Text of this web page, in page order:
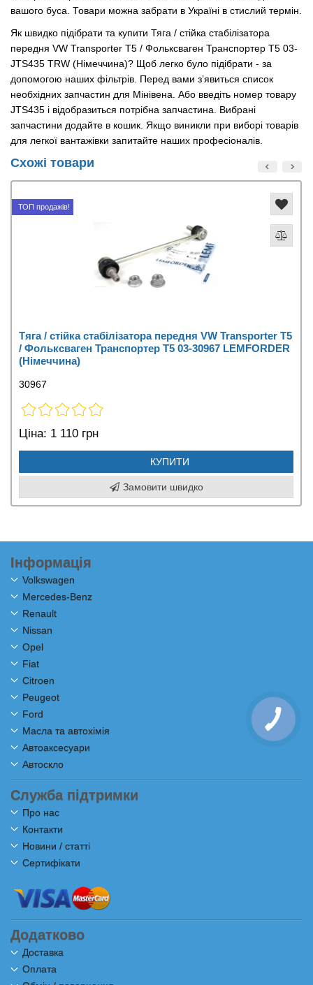
вашого буса. Товари можна забрати в Україні в стислий термін.
Як швидко підібрати та купити Тяга / стійка стабілізатора
передня VW Transporter T5 / Фольксваген Транспортер Т5 03-
JTS435 TRW (Німеччина)? Щоб легко було підібрати - за
допомогою наших фільтрів. Перед вами з’явиться список
необхідних запчастин для Мінівена. Або введіть номер товару
JTS435 і відобразиться потрібна запчастина. Вибрані
запчастини додайте в кошик. Якщо виникли при виборі товарів
для легкої вантажівки запитайте наших професіоналів.
Схожі товари
ТОП продажів!
Тяга / стійка стабілізатора передня VW Transporter T5
/ Фольксваген Транспортер Т5 03-30967 LEMFORDER
(Німеччина)
30967
Ціна: 1 110 грн
КУПИТИ
Замовити швидко
Інформація
Volkswagen
Mercedes-Benz
Renault
Nissan
Opel
Fiat
Citroen
Peugeot
Ford
Масла та автохімія
Автоаксесуари
Автоскло
Служба підтримки
Про нас
Контакти
Новини / статті
Сертифікати
Додатково
Доставка
Оплата